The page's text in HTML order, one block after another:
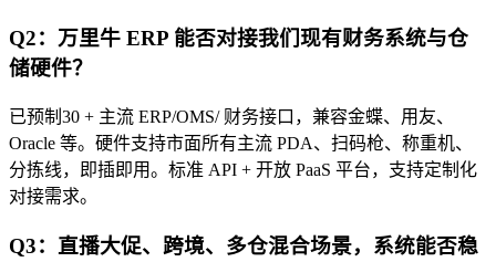
Q2：万里牛 ERP 能否对接我们现有财务系统与仓
储硬件？
已预制30 + 主流 ERP/OMS/ 财务接口，兼容金蝶、用友、
Oracle 等。硬件支持市面所有主流 PDA、扫码枪、称重机、
分拣线，即插即用。标准 API + 开放 PaaS 平台，支持定制化
对接需求。
Q3：直播大促、跨境、多仓混合场景，系统能否稳